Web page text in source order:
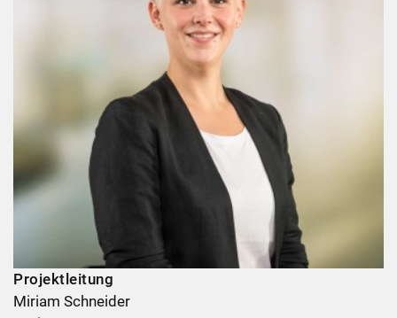
Projektleitung
Miriam Schneider